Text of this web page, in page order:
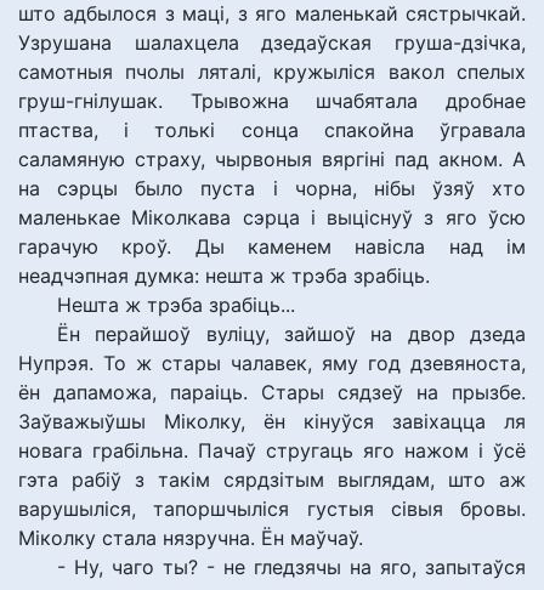
што адбылося з маці, з яго маленькай сястрычкай.
Узрушана шалахцела дзедаўская груша-дзічка,
самотныя пчолы ляталі, кружыліся вакол спелых
груш-гнілушак. Трывожна шчабятала дробнае
птаства, і толькі сонца спакойна ўгравала
саламяную страху, чырвоныя вяргіні пад акном. А
на сэрцы было пуста і чорна, нібы ўзяў хто
маленькае Міколкава сэрца і выціснуў з яго ўсю
гарачую кроў. Ды каменем навісла над ім
неадчэпная думка: нешта ж трэба зрабіць.
Нешта ж трэба зрабіць...
Ён перайшоў вуліцу, зайшоў на двор дзеда
Нупрэя. То ж стары чалавек, яму год дзевяноста,
ён дапаможа, параіць. Стары сядзеў на прызбе.
Заўважыўшы Міколку, ён кінуўся завіхацца ля
новага грабільна. Пачаў стругаць яго нажом і ўсё
гэта рабіў з такім сярдзітым выглядам, што аж
варушыліся, тапоршчыліся густыя сівыя бровы.
Міколку стала нязручна. Ён маўчаў.
- Ну, чаго ты? - не гледзячы на яго, запытаўся